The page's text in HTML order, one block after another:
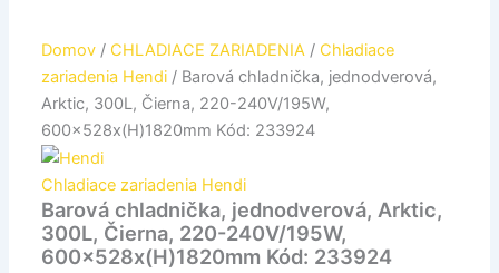
Domov / CHLADIACE ZARIADENIA / Chladiace
zariadenia Hendi / Barová chladnička, jednodverová,
Arktic, 300L, Čierna, 220-240V/195W,
600x528x(H)1820mm Kód: 233924
Chladiace zariadenia Hendi
Barová chladnička, jednodverová, Arktic,
300L, Čierna, 220-240V/195W,
600x528x(H)1820mm Kód: 233924